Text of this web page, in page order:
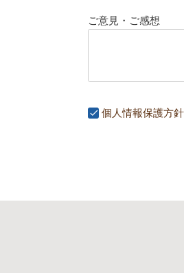
ご意見・ご感想
個人情報保護方針